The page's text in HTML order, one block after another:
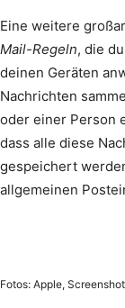
Eine weitere
Mail-Regeln, die
deinen Geräten
Nachrichten
oder einer Person
dass alle diese
gespeichert
allgemeinen
Fotos: Apple,